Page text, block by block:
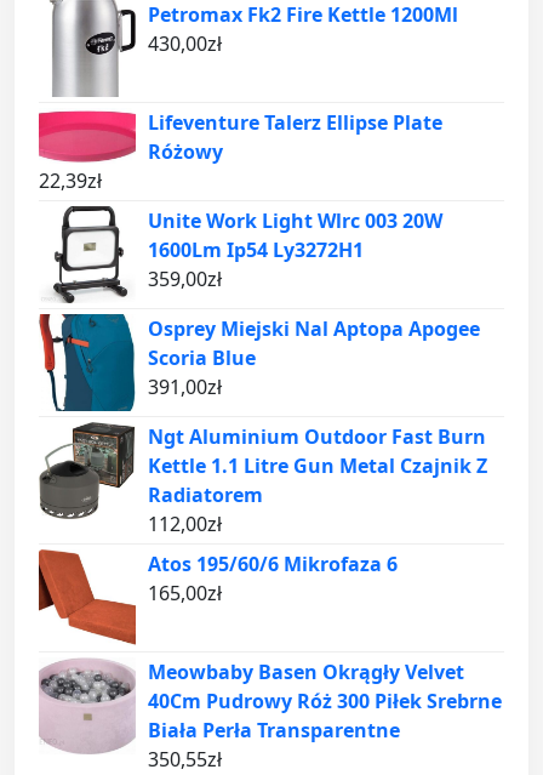
Petromax Fk2 Fire Kettle 1200Ml
430,00zł
Lifeventure Talerz Ellipse Plate
Różowy
22,39zł
Unite Work Light Wlrc 003 20W
1600Lm Ip54 Ly3272H1
359,00zł
Osprey Miejski Nal Aptopa Apogee
Scoria Blue
391,00zł
Ngt Aluminium Outdoor Fast Burn
Kettle 1.1 Litre Gun Metal Czajnik Z
Radiatorem
112,00zł
Atos 195/60/6 Mikrofaza 6
165,00zł
Meowbaby Basen Okrągły Velvet
40Cm Pudrowy Róż 300 Piłek Srebrne
Biała Perła Transparentne
350,55zł